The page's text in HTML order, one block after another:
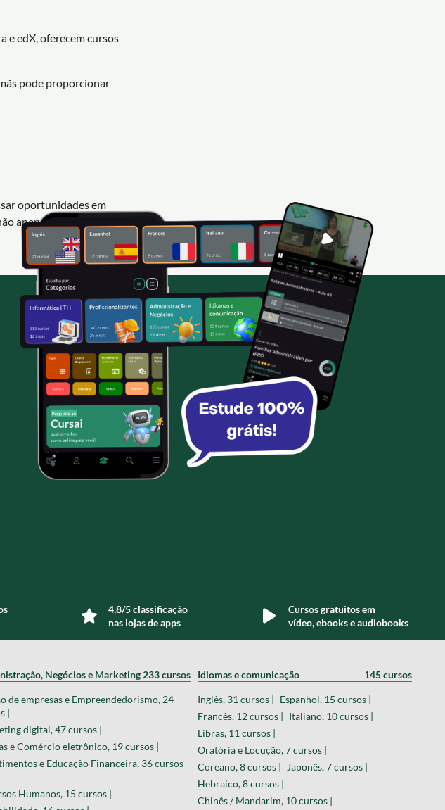
e edX, oferecem cursos
pode proporcionar
oportunidades em
apenas se destacar no
4,8/5 classificação
nas lojas de apps
Cursos gratuitos em
vídeo, ebooks e audiobooks
Negócios e Marketing 233 cursos
de empresas e Empreendedorismo, 24
|
digital, 47 cursos |
e Comércio eletrônico, 19 cursos |
e Educação Financeira, 36 cursos
Humanos, 15 cursos |
Idiomas e comunicação 145 cursos
Inglês, 31 cursos | Espanhol, 15 cursos |
Francês, 12 cursos | Italiano, 10 cursos |
Libras, 11 cursos |
Oratória e Locução, 7 cursos |
Coreano, 8 cursos |
Japonês, 7 cursos |
Hebraico, 8 cursos |
Chinês / Mandarim, 10 cursos |